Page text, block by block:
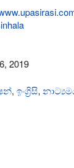
2019
, ඉංග්‍රිසි,